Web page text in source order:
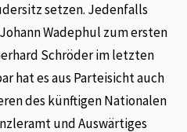
setzen. Jedenfalls
Wadephul zum ersten
Schröder im letzten
hat es aus Parteisicht auch
des künftigen Nationalen
und Auswärtiges